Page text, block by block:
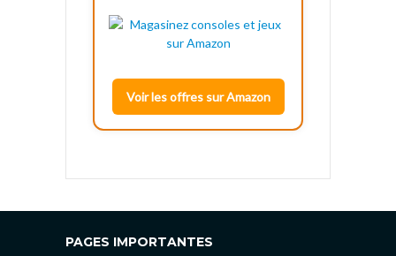
Voir les offres sur Amazon
PAGES IMPORTANTES